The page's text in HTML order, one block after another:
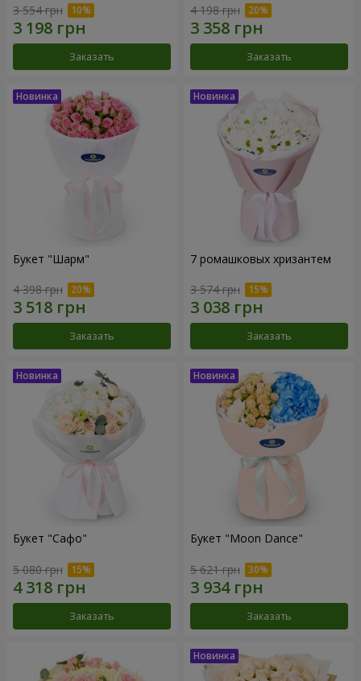
3 554 грн
Заказать
4 198 грн
Заказать
Букет "Шарм"
4 398 грн
Заказать
7 ромашковых хризантем
3 574 грн
Заказать
Букет "Сафо"
5 080 грн
Заказать
Букет "Moon Dance"
5 621 грн
Заказать